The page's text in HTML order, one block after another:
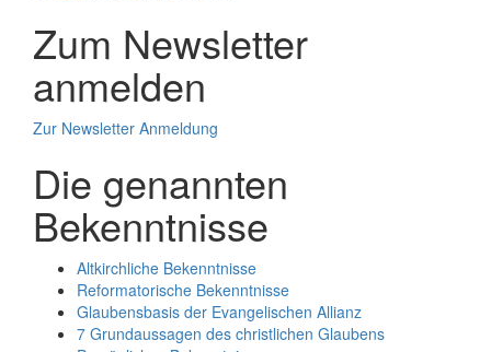
Zum Newsletter
anmelden
Zur Newsletter Anmeldung
Die genannten
Bekenntnisse
Altkirchliche Bekenntnisse
Reformatorische Bekenntnisse
Glaubensbasis der Evangelischen Allianz
7 Grundaussagen des christlichen Glaubens